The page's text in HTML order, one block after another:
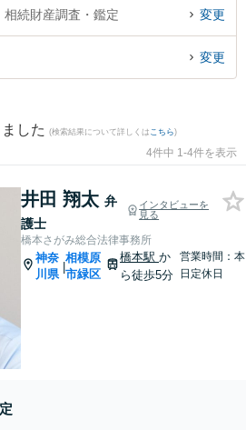
に相談したい』『相続財産調査・鑑定のトラ
士を検索したい』『初回相談無料で相続財産
原市緑区内の弁護士に相談予約したい』など
相続財産調査・鑑定 変更
変更
した (検索結果について詳しくは こちら)
4件中 1-4件を表示
井田 翔太 弁
護士
インタビューを
見る
橋本さがみ総合法律事務所
神奈
川県
|
相模原
市緑区
橋本駅 か
ら徒歩5分
営業時間：本
日定休日